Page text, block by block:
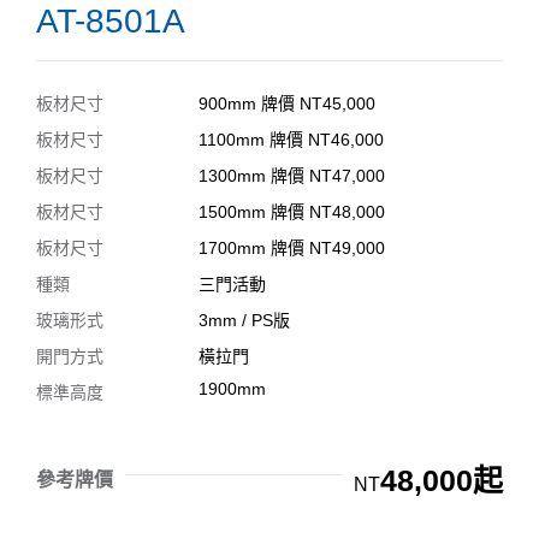
AT-8501A
板材尺寸
900mm 牌價 NT45,000
板材尺寸
1100mm 牌價 NT46,000
板材尺寸
1300mm 牌價 NT47,000
板材尺寸
1500mm 牌價 NT48,000
板材尺寸
1700mm 牌價 NT49,000
種類
三門活動
玻璃形式
3mm / PS版
開門方式
橫拉門
標準高度
1900mm
參考牌價 NT48,000起